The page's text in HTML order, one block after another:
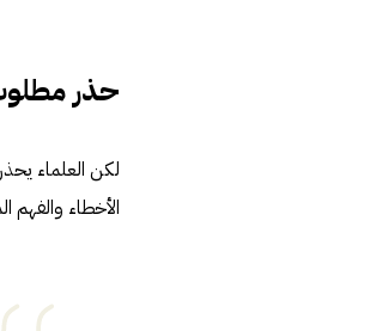
حذر
لكن العلماء
الأخطاء والفهم